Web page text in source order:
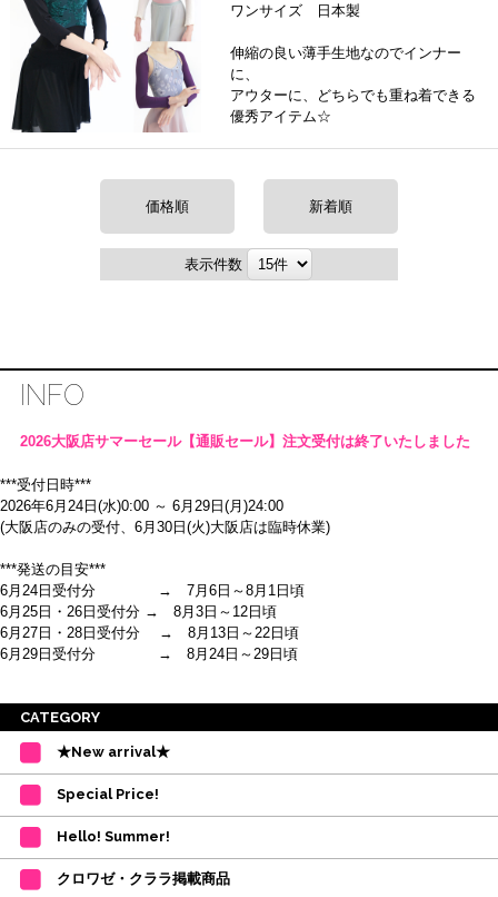
ワンサイズ 日本製
伸縮の良い薄手生地なのでインナー
に、
アウターに、どちらでも重ね着できる
優秀アイテム☆
価格順 新着順
表示件数
INFO
2026大阪店サマーセール【通販セール】注文受付は終了いたしました
***受付日時***
2026年6月24日(水)0:00 ～ 6月29日(月)24:00
(大阪店のみの受付、6月30日(火)大阪店は臨時休業)
***発送の目安***
6月24日受付分 → 7月6日～8月1日頃
6月25日・26日受付分 → 8月3日～12日頃
6月27日・28日受付分 → 8月13日～22日頃
6月29日受付分 → 8月24日～29日頃
※ご注意
・受付順に発送を行いますので、日にち指定はお受けできません。上記の期
間を目安として下さい。
(目安は多少ずれこむ場合がございます。)
・在庫の確保は発送の直前に行います。カートに入れて注文完了となって
も、商品の確保はされておりません。
ご注文商品が在庫切れの場合は、上記お目安の頃にご連絡させていただき
ます。
カード決済をされたお客様は決済金額の変更をさせていただきます。
CATEGORY
★New arrival★
Special Price!
Hello! Summer!
クロワゼ・クララ掲載商品